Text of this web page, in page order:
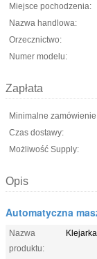
Miejsce pochodzenia:
Nazwa handlowa:
Orzecznictwo:
Numer modelu:
Zapłata
Minimalne
Czas dostawy:
Możliwość Supply:
Opis
Automatyczna
Nazwa
produktu: